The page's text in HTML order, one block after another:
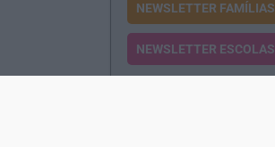
NEWSLETTER FAMÍLIAS
NEWSLETTER ESCOLAS